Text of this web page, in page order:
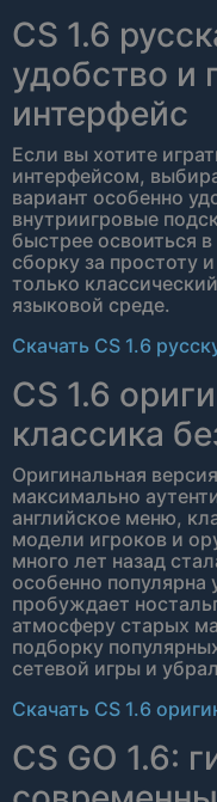
CS 1.6
удобство и
интерфейс
Если вы хотите
интерфейсом,
вариант особенно
внутриигровые
быстрее освоиться
сборку за простоту
только
языковой среде.
Скачать CS 1.6
CS 1.6
классика
Оригинальная
максимально
английское меню,
модели игроков и
много лет назад
особенно популярна
пробуждает
атмосферу старых
подборку
сетевой игры и
Скачать CS 1.6
CS GO 1.6: